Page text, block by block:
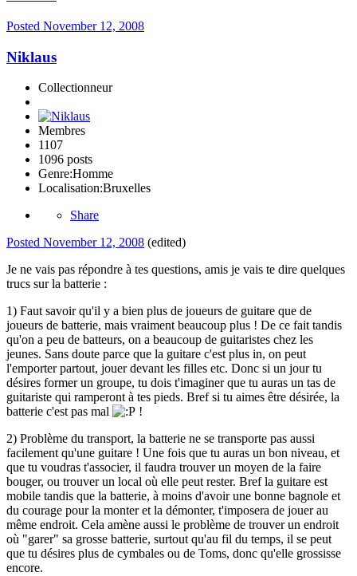
Posted November 12, 2008
Niklaus
Collectionneur
Membres
1107
1096 posts
Genre:Homme
Localisation:Bruxelles
Share
Posted November 12, 2008 (edited)
Je ne vais pas répondre à tes questions, amis je vais te dire quelques
trucs sur la batterie :
1) Faut savoir qu'il y a bien plus de joueurs de guitare que de
joueurs de batterie, mais vraiment beaucoup plus ! De ce fait tandis
qu'on a peu de batteurs, on a beaucoup de guitaristes chez les
jeunes. Sans doute parce que la guitare c'est plus in, on peut
l'emporter partout, jouer devant les filles etc. Donc si un jour tu
désires former un groupe, tu dois t'imaginer que tu auras un tas de
guitariste qui ramperont à tes pieds. Bref si tu aimes être désirée, la
batterie c'est pas mal
!
2) Problème du transport, la batterie ne se transporte pas aussi
facilement qu'une guitare ! Une fois que tu auras un bon niveau, et
que tu voudras t'associer, il faudra trouver un moyen de la faire
bouger, ou trouver un local où elle peut rester. Bref la guitare est
mobile tandis que la batterie, à moins d'avoir une bonne bagnole et
du courage pour la monter et la démonter, t'imposera de jouer au
même endroit. Cela amène aussi le problème de trouver un endroit
où "garer" sa grosse batterie, surtout qu'au fil du temps, il se peut
que tu désires plus de cymbales ou de Toms, donc qu'elle grossisse
encore.